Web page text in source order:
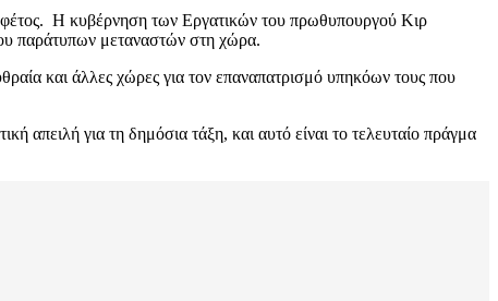
Η κυβέρνηση των Εργατικών του πρωθυπουργού Κιρ
παράτυπων μεταναστών στη χώρα.
και άλλες χώρες για τον επαναπατρισμό υπηκόων τους που
απειλή για τη δημόσια τάξη, και αυτό είναι το τελευταίο πράγμα